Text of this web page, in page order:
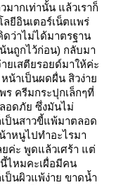
ากเท่านั้น แล้วเราก็
ยีอินเตอร์เน็ตแพร่
ว่าไม่ได้มาตรฐาน
นถูกไว้ก่อน) กลับมา
ยเสตียรอยด์มาให้ค่ะ
หน้าเป็นผดผื่น สิวง่า
ครีมกระปุกเล็กๆที่
อดภัย ซึ่งมันไม่
ป็นสาวขี้แพ้มาตลอด
หนูไปทำอะไรมา
ค่ะ พูดแล้วเศร้า แต่
ไหมคะเผื่อมีคน
ป็นผิวแพ้ง่าย ขาดน้ำ